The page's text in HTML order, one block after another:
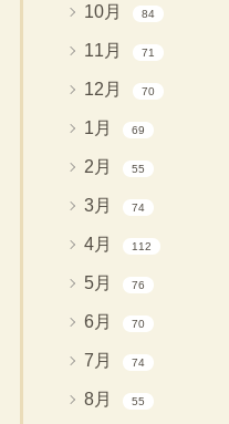
10月 84
11月 71
12月 70
1月 69
2月 55
3月 74
4月 112
5月 76
6月 70
7月 74
8月 55